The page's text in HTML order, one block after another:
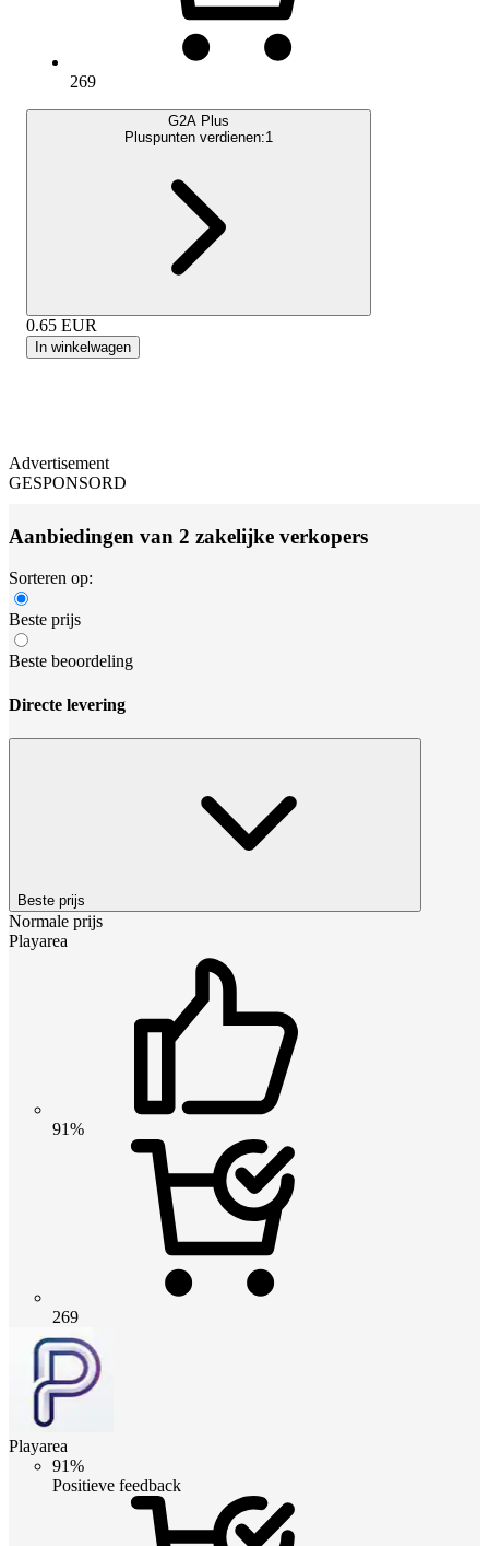
269
G2A Plus
Pluspunten verdienen:1
0.65 EUR
In winkelwagen
Advertisement
GESPONSORD
Aanbiedingen van 2 zakelijke verkopers
Sorteren op:
Beste prijs
Beste beoordeling
Directe levering
Beste prijs
Normale prijs
Playarea
91%
269
Playarea
91%
Positieve feedback